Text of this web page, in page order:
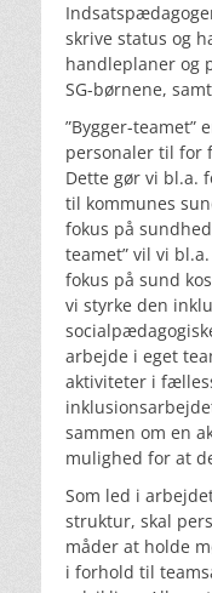
skrive status og
handleplaner og
SG-børnene,
”Bygger-
personaler til for
Dette gør vi bl.a.
til kommunes
fokus på
teamet” vil vi
fokus på sund
vi styrke den
arbejde i eget
aktiviteter i
sammen om en
mulighed for at
Som led i
struktur, skal
måder at holde
i forhold til